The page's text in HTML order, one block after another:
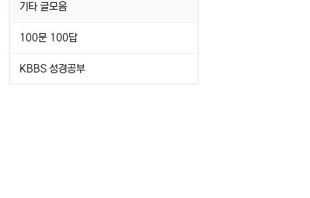
기타 글모음
100문 100답
KBBS 성경공부